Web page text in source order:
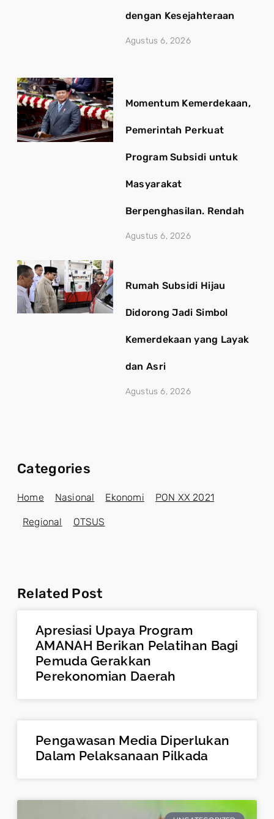
dengan Kesejahteraan
Agustus 6, 2026
Momentum Kemerdekaan,
Pemerintah Perkuat
Program Subsidi untuk
Masyarakat
Berpenghasilan. Rendah
Agustus 6, 2026
Rumah Subsidi Hijau
Didorong Jadi Simbol
Kemerdekaan yang Layak
dan Asri
Agustus 6, 2026
Categories
Home Nasional Ekonomi PON XX 2021
Regional OTSUS
Related Post
Apresiasi Upaya Program
AMANAH Berikan Pelatihan Bagi
Pemuda Gerakkan
Perekonomian Daerah
Pengawasan Media Diperlukan
Dalam Pelaksanaan Pilkada